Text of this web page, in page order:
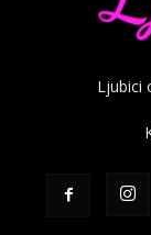
Ljubici